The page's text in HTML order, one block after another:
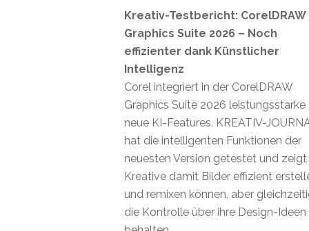
Kreativ-Testbericht: CorelDRAW
Graphics Suite 2026 – Noch
effizienter dank Künstlicher
Intelligenz
Corel integriert in der CorelDRAW
Graphics Suite 2026 leistungsstarke
neue KI-Features. KREATIV-
hat die intelligenten Funktionen der
neuesten Version getestet und
Kreative damit Bilder effizient
und remixen können, aber
die Kontrolle über ihre Design-Ideen